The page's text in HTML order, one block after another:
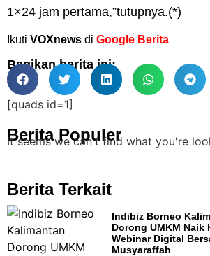
1×24 jam pertama,”tutupnya.(*)
Ikuti VOXnews di Google Berita
Bagikan berita ini:
[quads id=1]
Berita Populer
It seems we can't find what you're
Berita Terkait
Indibiz Borneo
Dorong UMKM Naik
Webinar Digital
Musyaraffah